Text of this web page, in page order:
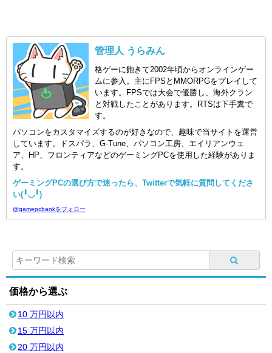
管理人 うらみん
格ゲーに飽きて2002年頃からオンラインゲー
ムに参入。主にFPSとMMORPGをプレイして
います。FPSでは大会で優勝し、海外クラン
と対戦したことがあります。RTSは下手糞で
す。
パソコンをカスタマイズするのが好きなので、趣味で当サイトを運営
しています。ドスパラ、G-Tune、パソコン工房、エイリアンウェ
ア、HP、フロンティアなどのゲーミングPCを使用した経験がありま
す。
ゲーミングPCの選び方で迷ったら、Twitterで気軽に質問してくださ
い(╹◡╹)
@gamepcbankをフォロー
価格から選ぶ
10 万円以内
15 万円以内
20 万円以内